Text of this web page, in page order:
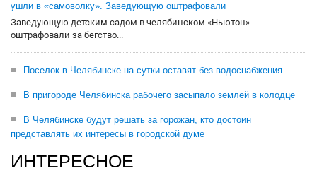
ушли в «самоволку». Заведующую оштрафовали
Заведующую детским садом в челябинском «Ньютон»
оштрафовали за бегство...
Поселок в Челябинске на сутки оставят без водоснабжения
В пригороде Челябинска рабочего засыпало землей в колодце
В Челябинске будут решать за горожан, кто достоин
представлять их интересы в городской думе
ИНТЕРЕСНОЕ